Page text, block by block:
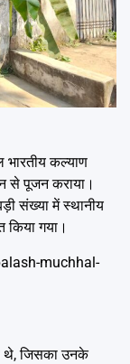
कल्याण
से पूजन कराया।
संख्या में स्थानीय
किया गया।
muchhal-
थे, जिसका उनके